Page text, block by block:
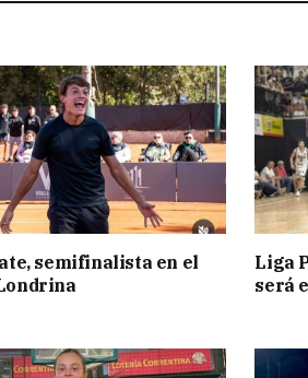
semifinalista en el
Liga
será